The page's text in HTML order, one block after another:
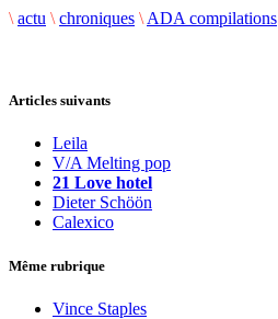
\ actu \ chroniques \ ADA compilations
Articles suivants
Leila
V/A Melting pop
21 Love hotel
Dieter Schöön
Calexico
Même rubrique
Vince Staples